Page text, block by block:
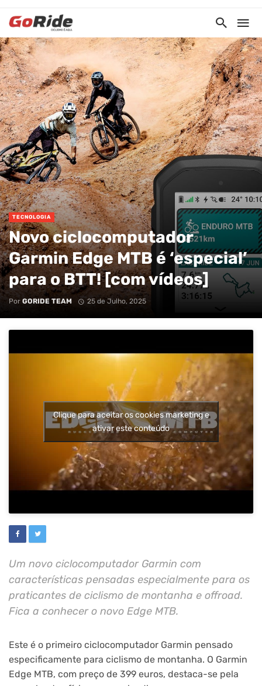
TECNOLOGIA
Novo ciclocomputador
Garmin Edge MTB é ‘especial’
para o BTT! [com vídeos]
Por GORIDE TEAM 25 de Julho, 2025
Clique para aceitar os cookies marketing e
ativar este conteúdo
Um novo ciclocomputador Garmin com
características pensadas especialmente para os
praticantes de ciclismo de montanha e offroad.
Fica a conhecer o novo Edge MTB.
Este é o primeiro ciclocomputador Garmin pensado
especificamente para ciclismo de montanha. O Garmin
Edge MTB, com preço de 399 euros, destaca-se pela